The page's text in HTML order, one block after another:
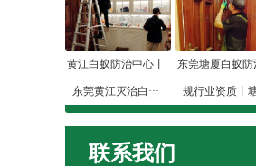
黄江白蚁防治中心丨
东莞黄江灭治白···
东莞塘厦白蚁防
规行业资质丨塘
联系我们